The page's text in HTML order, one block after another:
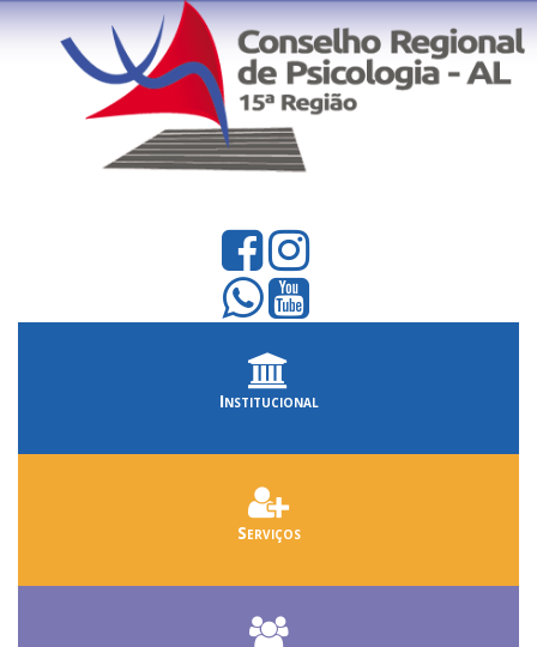
Institucional
Serviços